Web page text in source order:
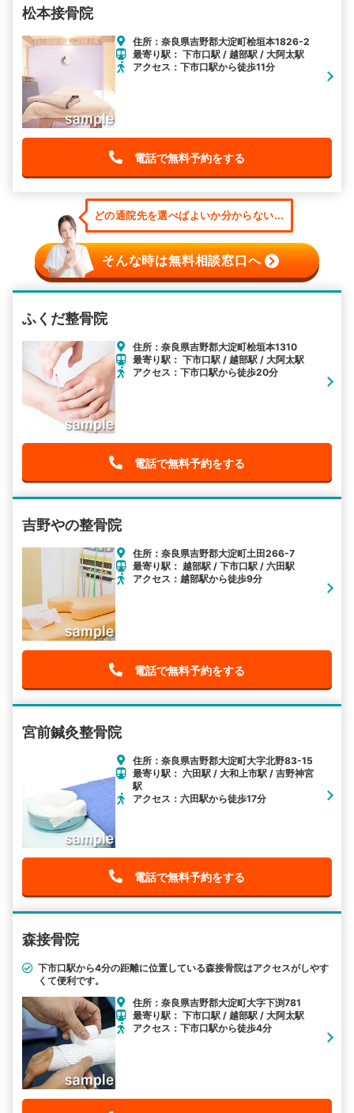
松本接骨院
住所：奈良県吉野郡大淀町桧垣本1826-2
最寄り駅： 下市口駅 / 越部駅 / 大阿太駅
アクセス：下市口駅から徒歩11分
電話で無料予約をする
どの通院先を選べばよいか分からない...
そんな時は無料相談窓口へ
ふくだ整骨院
住所：奈良県吉野郡大淀町桧垣本1310
最寄り駅： 下市口駅 / 越部駅 / 大阿太駅
アクセス：下市口駅から徒歩20分
電話で無料予約をする
吉野やの整骨院
住所：奈良県吉野郡大淀町土田266-7
最寄り駅： 越部駅 / 下市口駅 / 六田駅
アクセス：越部駅から徒歩9分
電話で無料予約をする
宮前鍼灸整骨院
住所：奈良県吉野郡大淀町大字北野83-15
最寄り駅： 六田駅 / 大和上市駅 / 吉野神宮
駅
アクセス：六田駅から徒歩17分
電話で無料予約をする
森接骨院
下市口駅から4分の距離に位置している森接骨院はアクセスがしやす
くて便利です。
住所：奈良県吉野郡大淀町大字下渕781
最寄り駅： 下市口駅 / 越部駅 / 大阿太駅
アクセス：下市口駅から徒歩4分